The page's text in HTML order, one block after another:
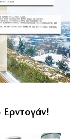
Ερντογάν!